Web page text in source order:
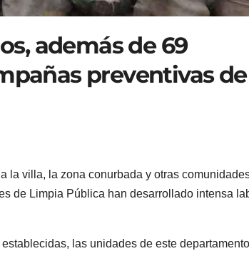
además de 69
preventivas de
la villa, la zona conurbada y otras
de Limpia Pública han desarrollado intensa
las unidades de este departamento